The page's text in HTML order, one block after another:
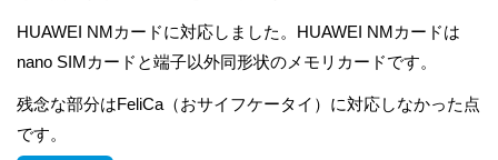
HUAWEI NMカードに対応しました。HUAWEI NMカードは
nano SIMカードと端子以外同形状のメモリカードです。
残念な部分はFeliCa（おサイフケータイ）に対応しなかった点
です。